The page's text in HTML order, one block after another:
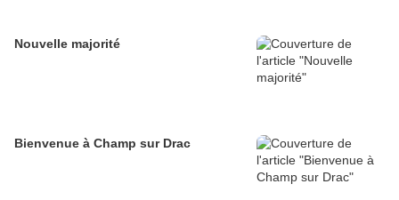
Nouvelle majorité
Bienvenue à Champ sur Drac